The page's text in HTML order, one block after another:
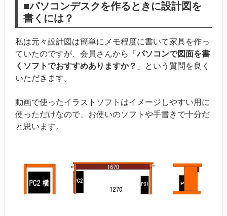
■パソコンデスクを作るときに設計図を
書くには？
私は元々設計図は簡単にメモ程度に書いて家具を作っ
ていたのですが、会員さんから「パソコンで図面を書
くソフトでおすすめありますか？ 」という質問を良く
いただきます。
動画で使ったイラストソフトはイメージしやすい用に
使っただけなので、お使いのソフトや手書きで十分だ
と思います。